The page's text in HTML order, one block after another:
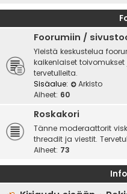
Foorumiin /
Yleistä keskustelua
kaikenlaiset
tervetulleita.
Sisäalue:
Arkisto
Aiheet: 60
Roskakori
Tänne moderaattorit
threadit ja viestit.
Aiheet: 73